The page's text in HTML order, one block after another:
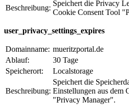
Beschreibung:
Speichert die Privacy
Cookie Consent Tool
user_privacy_settings_expires
Domainname: mueritzportal.de
Ablauf:
30 Tage
Speicherort:
Localstorage
Beschreibung:
Speichert die
Einstellungen aus dem
"Privacy Manager".